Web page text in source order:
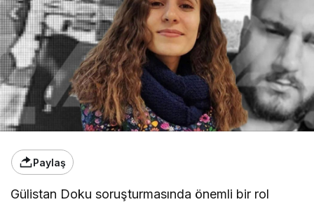
Paylaş
Gülistan Doku soruşturmasında önemli bir rol